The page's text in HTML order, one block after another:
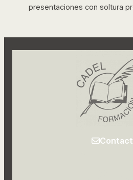
presentaciones con soltura